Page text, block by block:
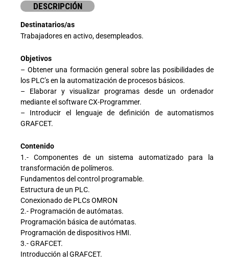
DESCRIPCIÓN
Destinatarios/as
Trabajadores en activo, desempleados.
Objetivos
– Obtener una formación general sobre las posibilidades de
los PLC’s en la automatización de procesos básicos.
– Elaborar y visualizar programas desde un ordenador
mediante el software CX-Programmer.
– Introducir el lenguaje de definición de automatismos
GRAFCET.
Contenido
1.- Componentes de un sistema automatizado para la
transformación de polímeros.
Fundamentos del control programable.
Estructura de un PLC.
Conexionado de PLCs OMRON
2.- Programación de autómatas.
Programación básica de autómatas.
Programación de dispositivos HMI.
3.- GRAFCET.
Introducción al GRAFCET.